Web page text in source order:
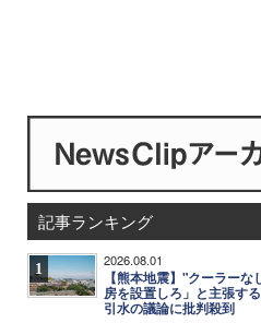
記事ランキング
1 2026.08.01
【熊本地震】"クーラー
房を設置しろ」と主張す
引水の議論に批判殺到